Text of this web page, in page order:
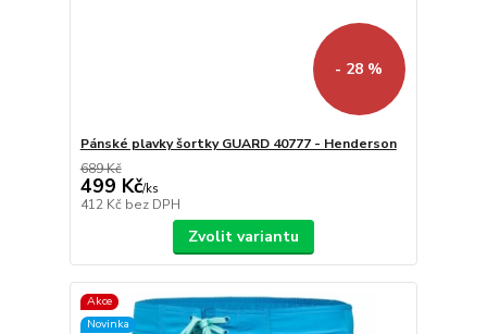
- 28 %
Pánské plavky šortky GUARD 40777 - Henderson
689 Kč
499 Kč/ks
412 Kč bez DPH
Zvolit variantu
Akce
Novinka